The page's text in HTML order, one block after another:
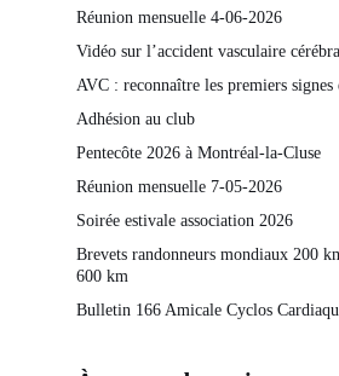
Réunion mensuelle 4-06-2026
Vidéo sur l’accident vasculaire
AVC : reconnaître les premiers signes
Adhésion au club
Pentecôte 2026 à Montréal-la-Cluse
Réunion mensuelle 7-05-2026
Soirée estivale association 2026
Brevets randonneurs mondiaux 200
600 km
Bulletin 166 Amicale Cyclos